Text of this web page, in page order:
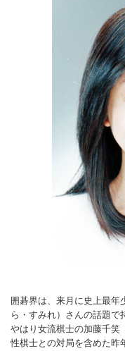
囲碁界は、来月に史上最年
ら・すみれ）さんの話題で
やはり女流棋士の加藤千笑
性棋士との対局を含めた昨